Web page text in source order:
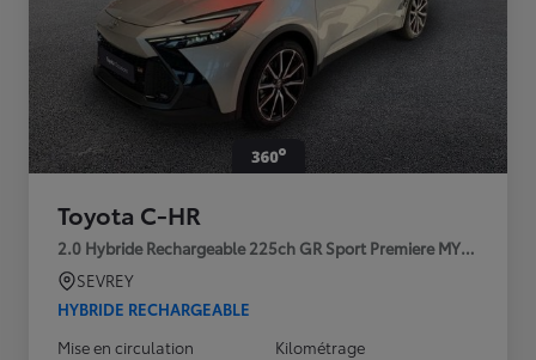
Toyota C-HR
2.0 Hybride Rechargeable 225ch GR Sport Premiere MY25
SEVREY
HYBRIDE RECHARGEABLE
Mise en circulation
Kilométrage